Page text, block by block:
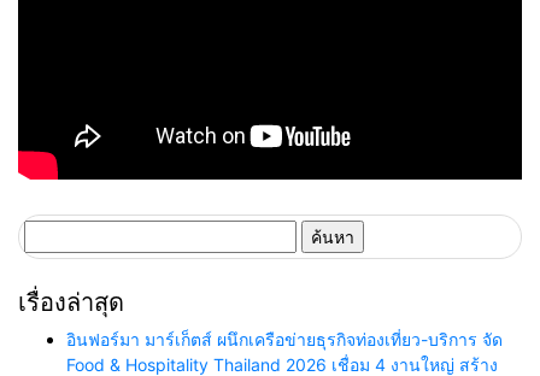
สำหรับ:
เรื่องล่าสุด
อินฟอร์มา มาร์เก็ตส์ ผนึกเครือข่ายธุรกิจท่องเที่ยว-บริการ จัด
Food & Hospitality Thailand 2026 เชื่อม 4 งานใหญ่ สร้าง